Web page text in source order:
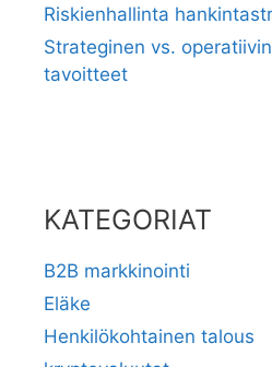
Riskienhallinta
Strateginen vs.
tavoitteet
KATEGORIAT
B2B markkinointi
Eläke
Henkilökohtainen talous